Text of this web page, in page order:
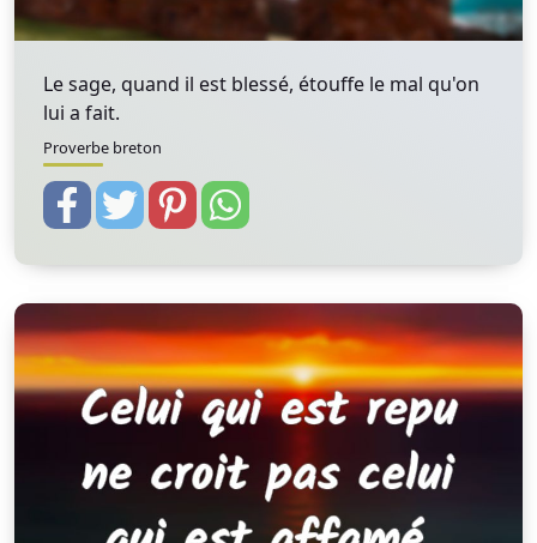
Le sage, quand il est blessé, étouffe le mal qu'on
lui a fait.
Proverbe breton